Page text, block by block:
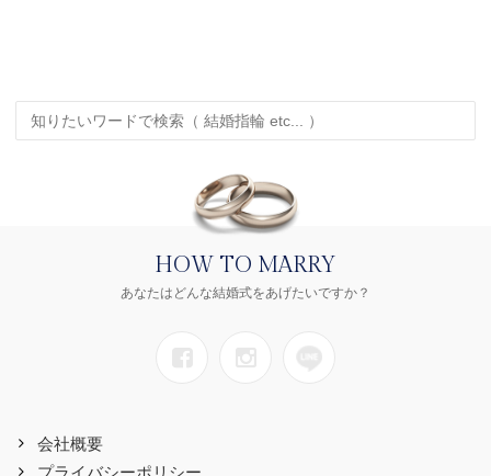
HOW TO MARRY
あなたはどんな結婚式をあげたいですか？
会社概要